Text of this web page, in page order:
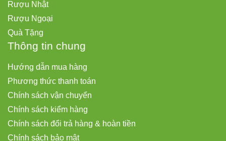
Rượu Nhật
Rượu Ngoại
Quà Tặng
Thông tin chung
Hướng dẫn mua hàng
Phương thức thanh toán
Chính sách vận chuyển
Chính sách kiểm hàng
Chính sách đổi trả hàng & hoàn tiền
Chính sách bảo mật